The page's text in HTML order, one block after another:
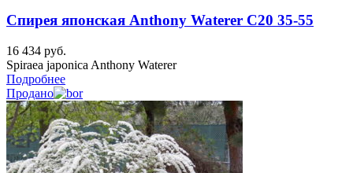
Спирея японская Anthony Waterer C20 35-55
16 434 руб.
Spiraea japonica Anthony Waterer
Подробнее
Продано